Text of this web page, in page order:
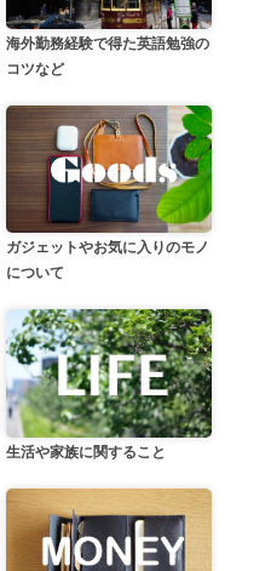
海外勤務経験で得た英語勉強の
コツなど
ガジェットやお気に入りのモノ
について
生活や家族に関すること